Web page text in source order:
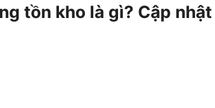
tồn kho là gì? Cập